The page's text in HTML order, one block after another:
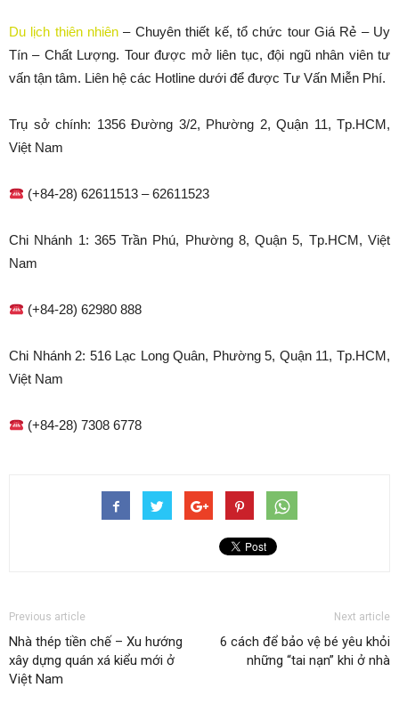
Du lịch thiên nhiên – Chuyên thiết kế, tổ chức tour Giá Rẻ – Uy
Tín – Chất Lượng. Tour được mở liên tục, đội ngũ nhân viên tư
vấn tận tâm. Liên hệ các Hotline dưới để được Tư Vấn Miễn Phí.
Trụ sở chính: 1356 Đường 3/2, Phường 2, Quận 11, Tp.HCM,
Việt Nam
(+84-28) 62611513 – 62611523
Chi Nhánh 1: 365 Trần Phú, Phường 8, Quận 5, Tp.HCM, Việt
Nam
(+84-28) 62980 888
Chi Nhánh 2: 516 Lạc Long Quân, Phường 5, Quận 11, Tp.HCM,
Việt Nam
(+84-28) 7308 6778
Previous article
Nhà thép tiền chế – Xu hướng
xây dựng quán xá kiểu mới ở
Việt Nam
Next article
6 cách để bảo vệ bé yêu khỏi
những “tai nạn” khi ở nhà